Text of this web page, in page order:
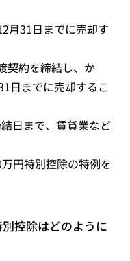
月31日までに売却す
契約を締結し、か
日までに売却するこ
日まで、賃貸業など
円特別控除の特例を
控除はどのように